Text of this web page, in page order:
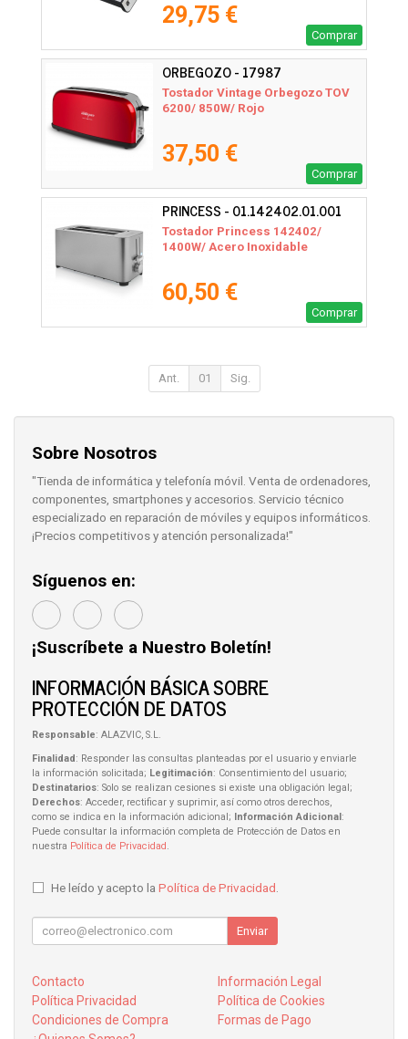
29,75 €
Comprar
ORBEGOZO - 17987
Tostador Vintage Orbegozo TOV
6200/ 850W/ Rojo
37,50 €
Comprar
PRINCESS - 01.142402.01.001
Tostador Princess 142402/
1400W/ Acero Inoxidable
60,50 €
Comprar
Ant. 01 Sig.
Sobre Nosotros
"Tienda de informática y telefonía móvil. Venta de ordenadores,
componentes, smartphones y accesorios. Servicio técnico
especializado en reparación de móviles y equipos informáticos.
¡Precios competitivos y atención personalizada!"
Síguenos en:
¡Suscríbete a Nuestro Boletín!
INFORMACIÓN BÁSICA SOBRE
PROTECCIÓN DE DATOS
Responsable: ALAZVIC, S.L.
Finalidad : Responder las consultas planteadas por el usuario y enviarle
la información solicitada; Legitimación: Consentimiento del usuario;
Destinatarios: Solo se realizan cesiones si existe una obligación legal;
Derechos: Acceder, rectificar y suprimir, así como otros derechos,
como se indica en la información adicional;
Información Adicional :
Puede consultar la información completa de Protección de Datos en
nuestra Política de Privacidad .
He leído y acepto la Política de Privacidad
Enviar
Contacto
Información Legal
Política Privacidad
Política de Cookies
Condiciones de Compra
Formas de Pago